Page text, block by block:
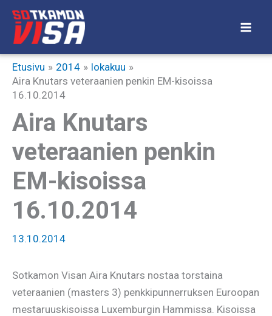
Siirry
sisältöön
Etusivu 2014
lokakuu
Aira Knutars veteraanien penkin EM-kisoissa
16.10.2014
Aira Knutars
veteraanien penkin
EM-kisoissa
16.10.2014
13.10.2014
Sotkamon Visan Aira Knutars nostaa torstaina
veteraanien (masters 3) penkkipunnerruksen Euroopan
mestaruuskisoissa Luxemburgin Hammissa. Kisoissa